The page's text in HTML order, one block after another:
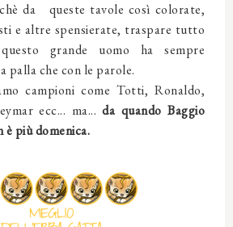
da queste tavole così colorate,
e altre spensierate, traspare tutto
grande uomo ha sempre
palla che con le parole.
campioni come Totti, Ronaldo,
ecc... ma...da quando Baggio
è più domenica.